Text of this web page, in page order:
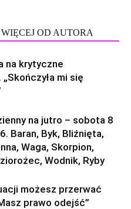
WIĘCEJ OD AUTORA
na krytyczne
mi się
na jutro – sobota 8
Baran, Byk, Bliźnięta,
Waga, Skorpion,
Wodnik, Ryby
możesz przerwać
prawo odejść”